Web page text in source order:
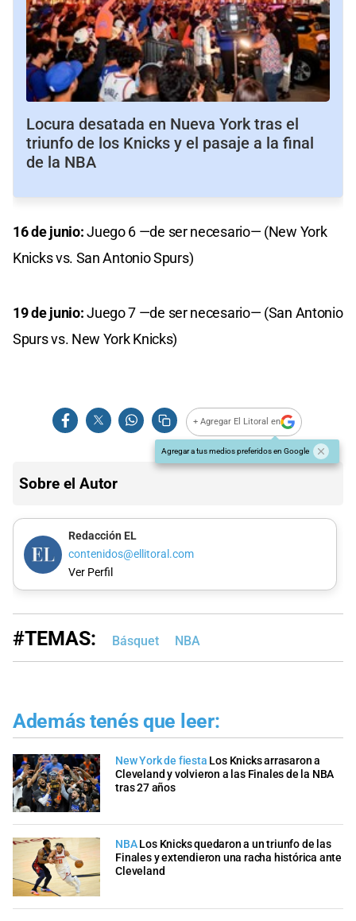
Locura desatada en Nueva York tras el
triunfo de los Knicks y el pasaje a la final
de la NBA
16 de junio:Juego 6 —de ser necesario— (New York
Knicks vs. San Antonio Spurs)
19 de junio:Juego 7 —de ser necesario— (San Antonio
Spurs vs. New York Knicks)
+ Agregar El Litoral en
Agregar a tus medios preferidos en Google
Sobre el Autor
Redacción EL
contenidos@ellitoral.com
Ver Perfil
#TEMAS: Básquet NBA
Además tenés que leer:
New York de fiesta Los Knicks arrasaron a
Cleveland y volvieron a las Finales de la NBA
tras 27 años
NBA Los Knicks quedaron a un triunfo de las
Finales y extendieron una racha histórica ante
Cleveland